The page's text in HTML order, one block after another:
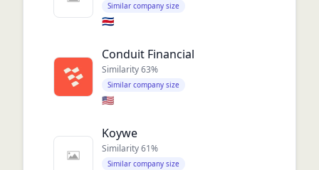
Similar company size
🇨🇷
Conduit Financial
Similarity63%
Similar company size
🇺🇸
Koywe
Similarity61%
Similar company size